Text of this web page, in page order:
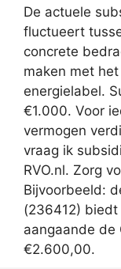
De actuele
fluctueert
concrete
maken met
energielabel.
€1.000. Voor
vermogen
vraag ik
RVO.nl. Zorg
Bijvoorbeeld:
(236412)
aangaande de
€2.600,00.